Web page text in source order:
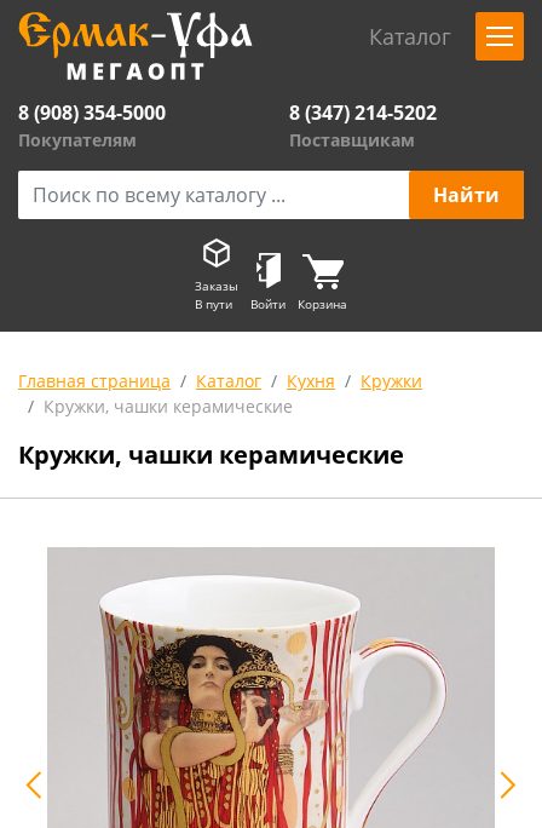
Каталог
8 (908) 354-5000
Покупателям
8 (347) 214-5202
Поставщикам
Заказы
В пути
Войти Корзина
Главная страница Каталог Кухня
Кружки
Кружки, чашки керамические
Кружки, чашки керамические